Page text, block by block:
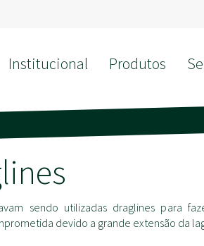
Institucional Produtos
sendo utilizadas draglines para
devido a grande extensão da